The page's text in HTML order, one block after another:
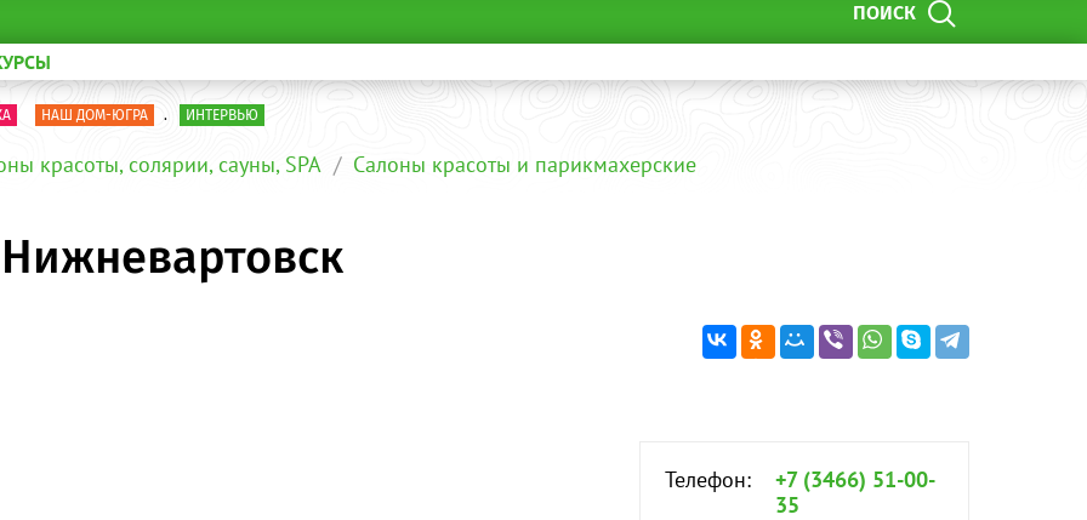
ПОИСК
НАШ ДОМ-ЮГРА . ИНТЕРВЬЮ
красоты, солярии, сауны, SPA Салоны красоты и парикмахерские
Телефон:
+7 (3466) 51-00-
35